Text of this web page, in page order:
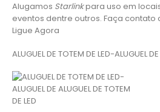
Alugamos Starlinkpara uso em
eventos dentre outros. Faça contato
Ligue Agora
ALUGUEL DE TOTEM DE LED-ALUGUEL